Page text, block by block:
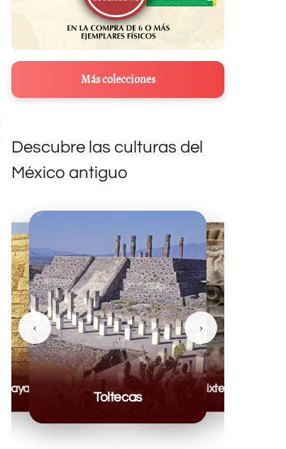
Más colecciones
Descubre las culturas del
México antiguo
Mayas
Toltecas
Mixteca
‹ ›